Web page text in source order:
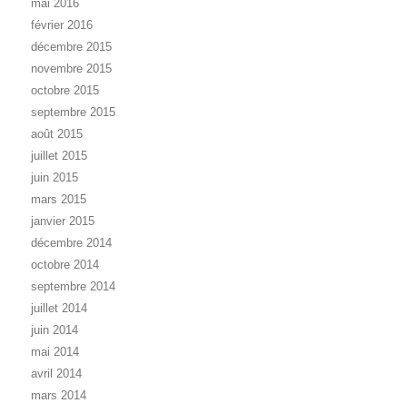
mai 2016
février 2016
décembre 2015
novembre 2015
octobre 2015
septembre 2015
août 2015
juillet 2015
juin 2015
mars 2015
janvier 2015
décembre 2014
octobre 2014
septembre 2014
juillet 2014
juin 2014
mai 2014
avril 2014
mars 2014